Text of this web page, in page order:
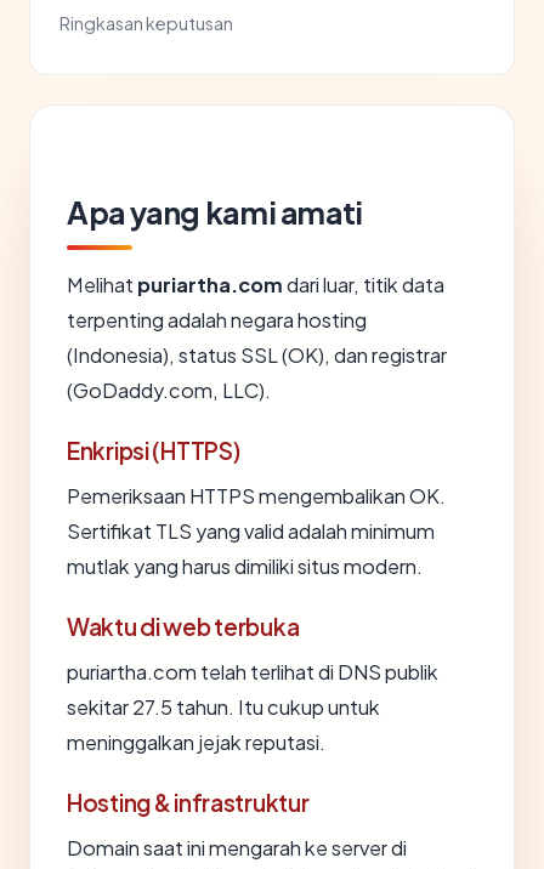
Ringkasan keputusan
Apa yang kami amati
Melihat puriartha.comdari luar, titik data
terpenting adalah negara hosting
(Indonesia), status SSL (OK), dan registrar
(GoDaddy.com, LLC).
Enkripsi (HTTPS)
Pemeriksaan HTTPS mengembalikan OK.
Sertifikat TLS yang valid adalah minimum
mutlak yang harus dimiliki situs modern.
Waktu di web terbuka
puriartha.com telah terlihat di DNS publik
sekitar 27.5 tahun. Itu cukup untuk
meninggalkan jejak reputasi.
Hosting & infrastruktur
Domain saat ini mengarah ke server di